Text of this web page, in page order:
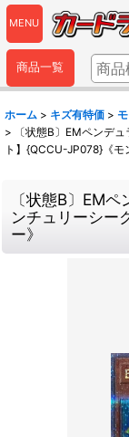
MENU
商品一覧
ホーム > キズ有特価 >
>
〔状態B〕EMペンデ
ト】{QCCU-JP078}《モ
〔状態B〕EM
ンチュリーシー
ー》